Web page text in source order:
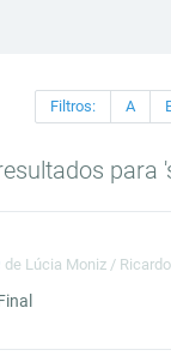
Filtros: A
para
de Lúcia Moniz /